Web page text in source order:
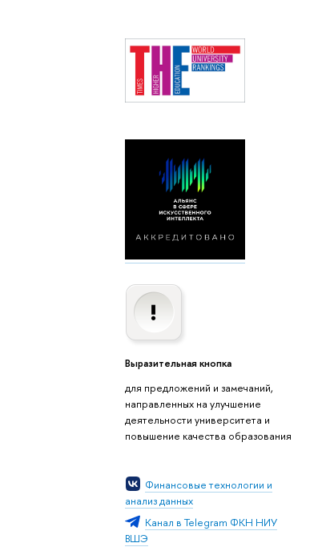
Выразительная кнопка
для предложений и замечаний,
направленных на улучшение
деятельности университета и
повышение качества образования
Финансовые технологии и
анализ данных
Канал в Telegram ФКН НИУ
ВШЭ